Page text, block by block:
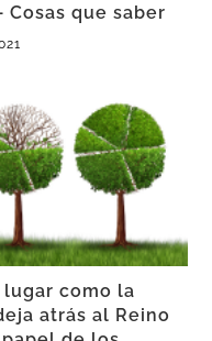
que saber
como la
atrás al Reino